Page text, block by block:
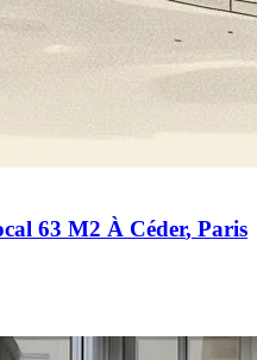
63 M2 À Céder, Paris